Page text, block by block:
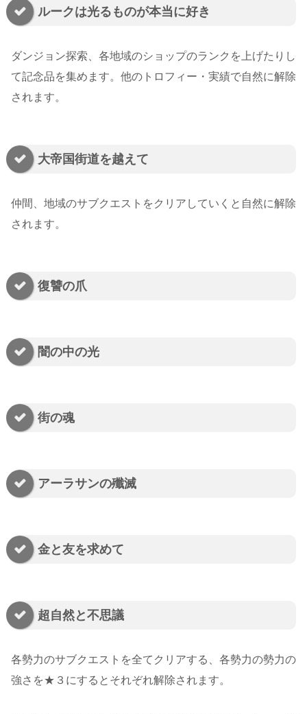
ルークは光るものが本当に好き
ダンジョン探索、各地域のショップのランクを上げたりし
て記念品を集めます。他のトロフィー・実績で自然に解除
されます。
大帝国街道を越えて
仲間、地域のサブクエストをクリアしていくと自然に解除
されます。
復讐の爪
闇の中の光
街の魂
アーラサンの殲滅
金と友を求めて
超自然と不思議
各勢力のサブクエストを全てクリアする、各勢力の勢力の
強さを★３にするとそれぞれ解除されます。